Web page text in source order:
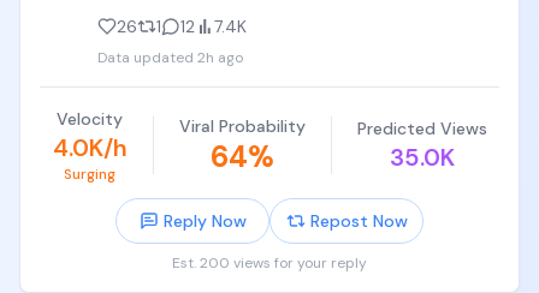
(升任董事长兼首席科学家)，Gemini联合负责人等也
离职了。更劲爆的是谷歌27年的功勋科学家、员工编
号第30号的Jeff Dean，直接带着一批顶尖AI科学家离
职创业，成立了专注AI科学突破的新公司Discovery
Loop，消息一出谷歌市值缩水了4%。
嘉宾们分析背后的核心逻辑是资本回报率的博弈。谷
歌今年承诺了近2000亿美元的AI资本支出，对董事会
来说，把钱投进数据中心和算力基础设施能通过云服
务拿到稳定的高利润回报，属于高阿尔法、低贝塔的
多。更深层的矛盾是，Google Cloud想把算力出租给
26 1 12 7.4K
Data updated 2h ago
Velocity
4.0K/h
Surging
Viral Probability
64%
Predicted Views
35.0K
Reply Now Repost Now
Est. 200 views for your reply